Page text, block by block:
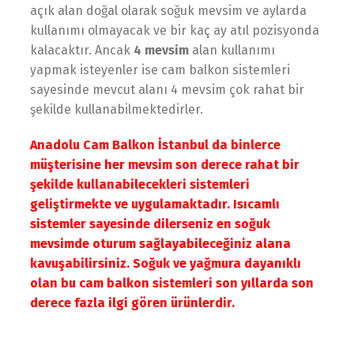
açık alan doğal olarak soğuk mevsim ve aylarda
kullanımı olmayacak ve bir kaç ay atıl pozisyonda
kalacaktır. Ancak 4 mevsim alan kullanımı
yapmak isteyenler ise cam balkon sistemleri
sayesinde mevcut alanı 4 mevsim çok rahat bir
şekilde kullanabilmektedirler.
Anadolu Cam Balkon İstanbul da binlerce
müşterisine her mevsim son derece rahat bir
şekilde kullanabilecekleri sistemleri
geliştirmekte ve uygulamaktadır. Isıcamlı
sistemler sayesinde dilerseniz en soğuk
mevsimde oturum sağlayabileceğiniz alana
kavuşabilirsiniz. Soğuk ve yağmura dayanıklı
olan bu cam balkon sistemleri son yıllarda son
derece fazla ilgi gören ürünlerdir.